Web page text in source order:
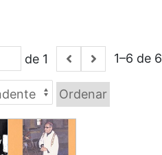
de 1 1–6 de 6
Ordenar